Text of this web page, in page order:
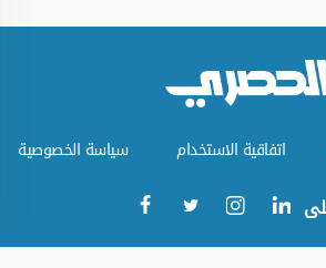
اتفاقية الاستخدام سياسة الخصوصية